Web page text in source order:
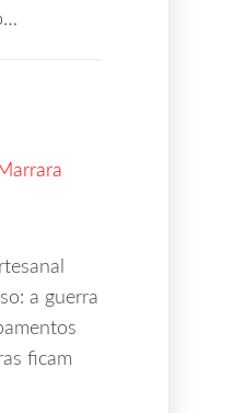
a guerra
ficam